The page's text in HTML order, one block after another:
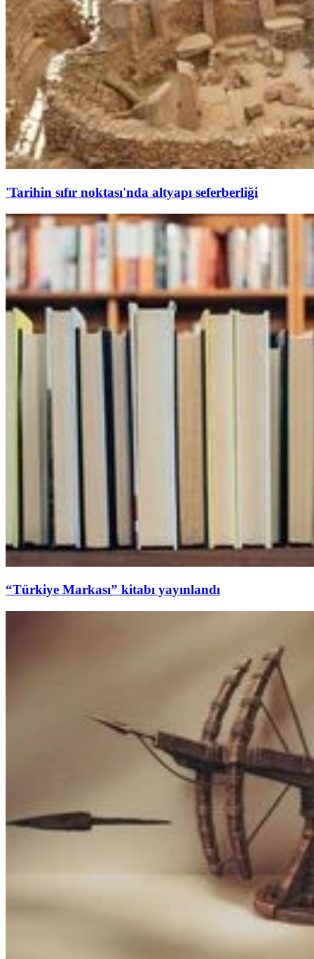
'Tarihin sıfır noktası'nda altyapı seferberliği
“Türkiye Markası” kitabı yayınlandı